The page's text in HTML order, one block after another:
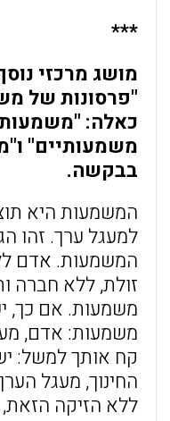
***
מושג מרכזי
"פרסונות של
כאלה: "משמעות
משמעותיים"
בבקשה.
המשמעות היא
למעגל ערך. זהו
המשמעות. אדם
זולת, ללא חברה
משמעות. אם כך,
משמעות: אדם,
קח אותך למשל:
החינוך, מעגל
ללא הזיקה